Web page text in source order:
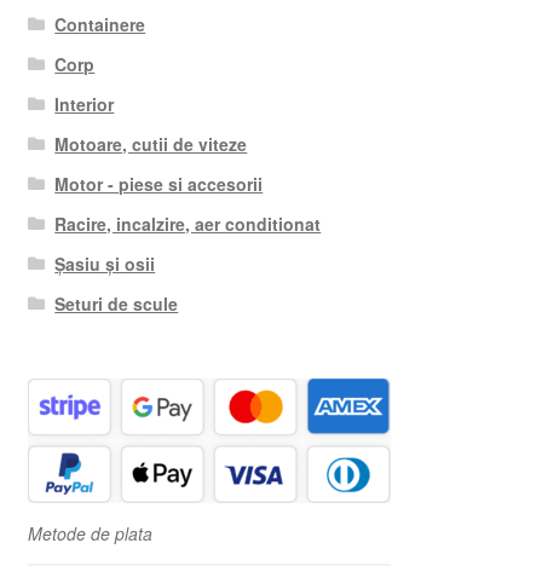
Containere
Corp
Interior
Motoare, cutii de viteze
Motor - piese si accesorii
Racire, incalzire, aer conditionat
Șasiu și osii
Seturi de scule
Metode de plata